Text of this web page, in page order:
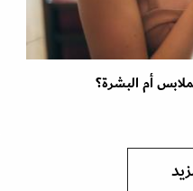
أم البشرة؟